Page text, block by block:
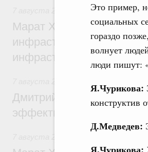
Это пример,
социальных
гораздо
волнует
люди пишут:
Я.Чурикова:
конструктив
Д.Медведев:
Бюджеты
Марат Хуснуллин: 15
инфраструктуры
инфраструктурным
Дмитрий Патрушев:
эффективность